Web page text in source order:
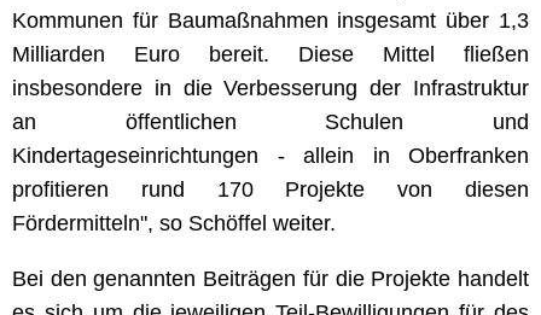
Kommunen für Baumaßnahmen insgesamt über 1,3
Milliarden Euro bereit. Diese Mittel fließen
insbesondere in die Verbesserung der Infrastruktur
an öffentlichen Schulen und
Kindertageseinrichtungen - allein in Oberfranken
profitieren rund 170 Projekte von diesen
Fördermitteln", so Schöffel weiter.
Bei den genannten Beiträgen für die Projekte handelt